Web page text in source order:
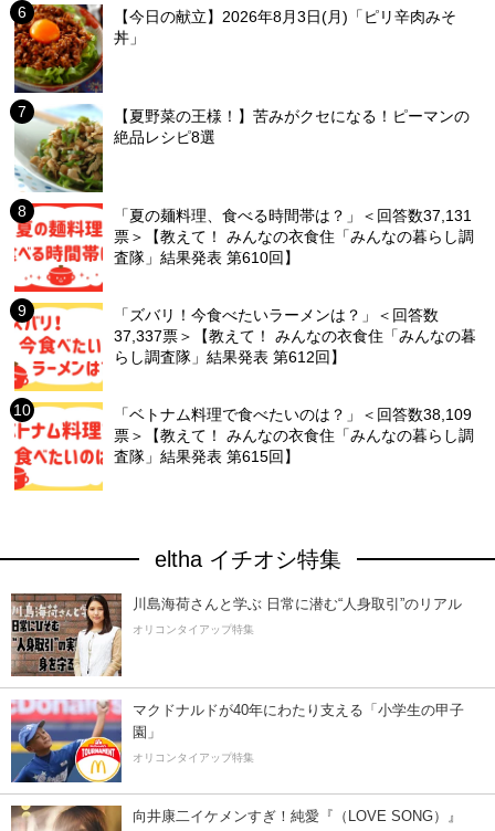
【今日の献立】2026年8月3日(月)「ピリ辛肉みそ
丼」
【夏野菜の王様！】苦みがクセになる！ピーマンの
絶品レシピ8選
「夏の麺料理、食べる時間帯は？」＜回答数37,131
票＞【教えて！ みんなの衣食住「みんなの暮らし調
査隊」結果発表 第610回】
「ズバリ！今食べたいラーメンは？」＜回答数
37,337票＞【教えて！ みんなの衣食住「みんなの暮
らし調査隊」結果発表 第612回】
「ベトナム料理で食べたいのは？」＜回答数38,109
票＞【教えて！ みんなの衣食住「みんなの暮らし調
査隊」結果発表 第615回】
eltha イチオシ特集
川島海荷さんと学ぶ 日常に潜む“人身取引”のリアル
オリコンタイアップ特集
マクドナルドが40年にわたり支える「小学生の甲子
園」
オリコンタイアップ特集
向井康二イケメンすぎ！純愛『（LOVE SONG）』